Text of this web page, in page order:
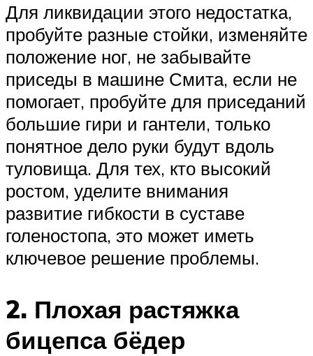
Для ликвидации этого недостатка,
пробуйте разные стойки, изменяйте
положение ног, не забывайте
приседы в машине Смита, если не
помогает, пробуйте для приседаний
большие гири и гантели, только
понятное дело руки будут вдоль
туловища. Для тех, кто высокий
ростом, уделите внимания
развитие гибкости в суставе
голеностопа, это может иметь
ключевое решение проблемы.
2. Плохая растяжка
бицепса бёдер